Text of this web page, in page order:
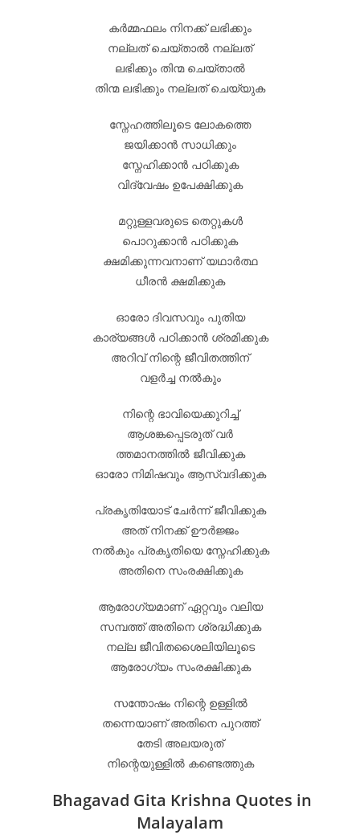
കർമ്മഫലം നിനക്ക് ലഭിക്കും
നല്ലത് ചെയ്താൽ നല്ലത്
ലഭിക്കും തിന്മ ചെയ്താൽ
തിന്മ ലഭിക്കും നല്ലത് ചെയ്യുക
സ്നേഹത്തിലൂടെ ലോകത്തെ
ജയിക്കാൻ സാധിക്കും
സ്നേഹിക്കാൻ പഠിക്കുക
വിദ്വേഷം ഉപേക്ഷിക്കുക
മറ്റുള്ളവരുടെ തെറ്റുകൾ
പൊറുക്കാൻ പഠിക്കുക
ക്ഷമിക്കുന്നവനാണ് യഥാർത്ഥ
ധീരൻ ക്ഷമിക്കുക
ഓരോ ദിവസവും പുതിയ
കാര്യങ്ങൾ പഠിക്കാൻ ശ്രമിക്കുക
അറിവ് നിന്റെ ജീവിതത്തിന്
വളർച്ച നൽകും
നിന്റെ ഭാവിയെക്കുറിച്ച്
ആശങ്കപ്പെടരുത് വർ
ത്തമാനത്തിൽ ജീവിക്കുക
ഓരോ നിമിഷവും ആസ്വദിക്കുക
പ്രകൃതിയോട് ചേർന്ന് ജീവിക്കുക
അത് നിനക്ക് ഊർജ്ജം
നൽകും പ്രകൃതിയെ സ്നേഹിക്കുക
അതിനെ സംരക്ഷിക്കുക
ആരോഗ്യമാണ് ഏറ്റവും വലിയ
സമ്പത്ത് അതിനെ ശ്രദ്ധിക്കുക
നല്ല ജീവിതശൈലിയിലൂടെ
ആരോഗ്യം സംരക്ഷിക്കുക
സന്തോഷം നിന്റെ ഉള്ളിൽ
തന്നെയാണ് അതിനെ പുറത്ത്
തേടി അലയരുത്
നിന്റെയുള്ളിൽ കണ്ടെത്തുക
Bhagavad Gita Krishna Quotes in
Malayalam